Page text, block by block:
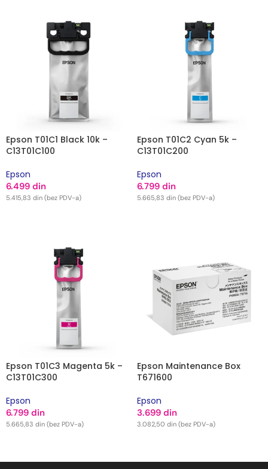
Epson T01C1 Black 10k –
C13T01C100
Epson
6.499 din
5.415,83 din (bez PDV-a)
Epson T01C2 Cyan 5k –
C13T01C200
Epson
6.799 din
5.665,83 din (bez PDV-a)
Epson T01C3 Magenta 5k –
C13T01C300
Epson
6.799 din
5.665,83 din (bez PDV-a)
Epson Maintenance Box
T671600
Epson
3.699 din
3.082,50 din (bez PDV-a)